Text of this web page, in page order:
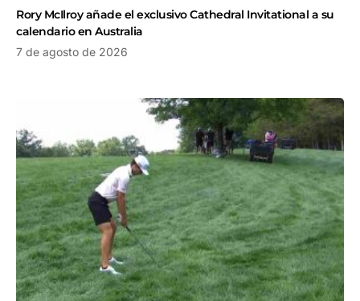
Rory McIlroy añade el exclusivo Cathedral Invitational a su
calendario en Australia
7 de agosto de 2026